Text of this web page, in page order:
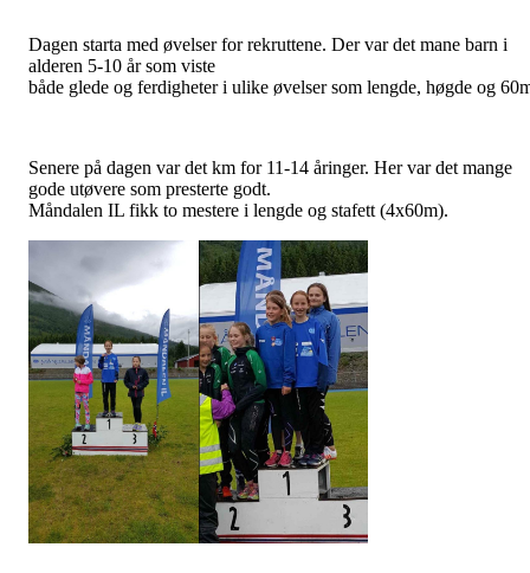
Dagen starta med øvelser for rekruttene. Der var det mane barn i
alderen 5-10 år som viste
både glede og ferdigheter i ulike øvelser som lengde, høgde og
Senere på dagen var det km for 11-14 åringer. Her var det mange
gode utøvere som presterte godt.
Måndalen IL fikk to mestere i lengde og stafett (4x60m).